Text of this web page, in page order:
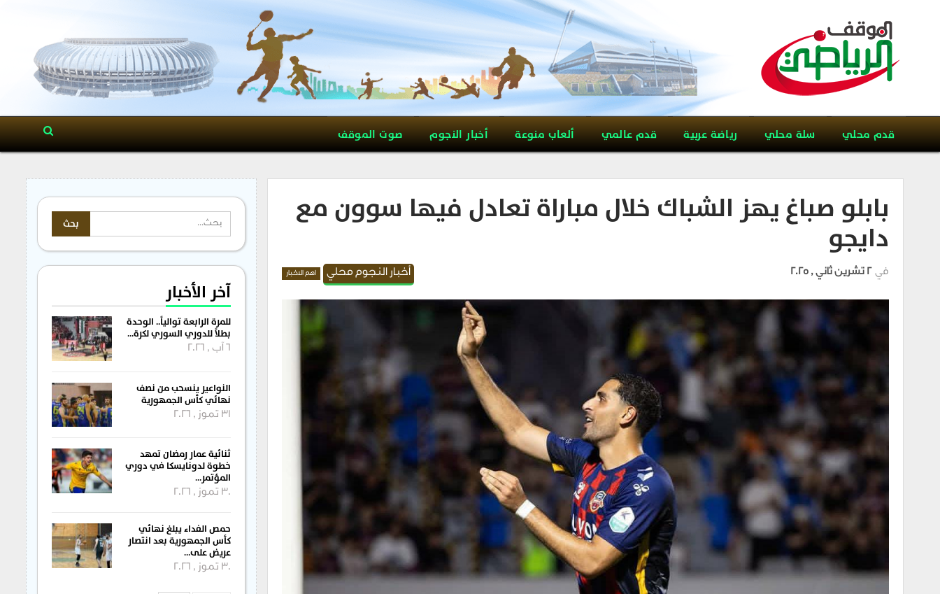
قدم محلي سلة محلي رياضة عربية قدم عالمي ألعاب منوعة أخبار النجوم صوت الموقف
بابلو صباغ يهز الشباك خلال مباراة تعادل فيها سوون مع
دايجو
أخبار النجوم محلي اهم الاخبار في 2 تشرين ثاني , 2025
آخر الأخبار
للمرة الرابعة توالياً.. الوحدة
بطلاً للدوري السوري لكرة…
6 آب , 2026
النواعير ينسحب من نصف
نهائي كأس الجمهورية
31 تموز , 2026
ثنائية عمار رمضان تمهد
خطوة لدونايسكا في دوري
المؤتمر…
30 تموز , 2026
حمص الفداء يبلغ نهائي
كأس الجمهورية بعد انتصار
عريض على…
30 تموز , 2026